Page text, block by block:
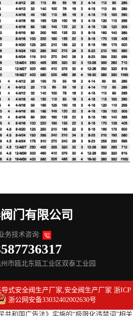
门有限公司
务技术咨询:
市瓯北东瓯工业区双泰工业园
式安全阀生产厂家,安全阀生产厂家 浙ICP
浙公网安备33032402002630号
共和国广告法》实施的“极限化违禁词”相关